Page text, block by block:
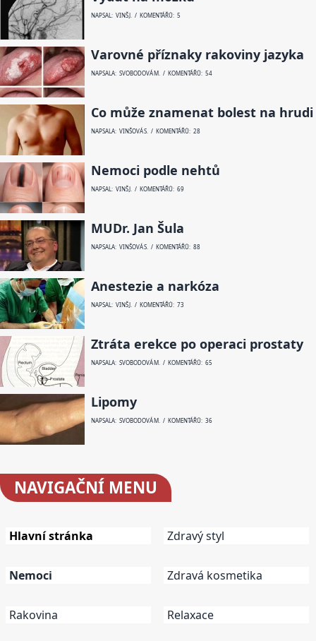
NAPSAL: VINŠ J. / KOMENTÁŘŮ: 5
Varovné příznaky rakoviny jazyka
NAPSALA: SVOBODOVÁ M. / KOMENTÁŘŮ: 54
Co může znamenat bolest na hrudi
NAPSALA: VINŠOVÁ S. / KOMENTÁŘŮ: 28
Nemoci podle nehtů
NAPSAL: VINŠ J. / KOMENTÁŘŮ: 69
MUDr. Jan Šula
NAPSALA: VINŠOVÁ S. / KOMENTÁŘŮ: 88
Anestezie a narkóza
NAPSAL: VINŠ J. / KOMENTÁŘŮ: 73
Ztráta erekce po operaci prostaty
NAPSALA: SVOBODOVÁ M. / KOMENTÁŘŮ: 65
Lipomy
NAPSALA: SVOBODOVÁ M. / KOMENTÁŘŮ: 36
NAVIGAČNÍ MENU
Hlavní stránka
Nemoci
Rakovina
Zdravý styl
Zdravá kosmetika
Relaxace